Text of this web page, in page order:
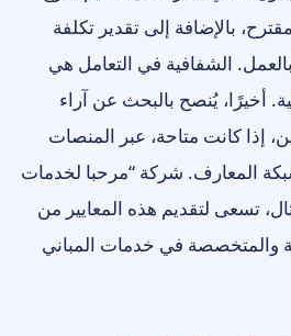
بالإضافة إلى تقدير تكلفة
الشفافية في التعامل هي
أخيرًا، يُنصح بالبحث عن آراء
إذا كانت متاحة، عبر المنصات
المعارف. شركة “مرحبا لخدمات
تسعى لتقديم هذه المعايير من
والمتخصصة في خدمات المباني